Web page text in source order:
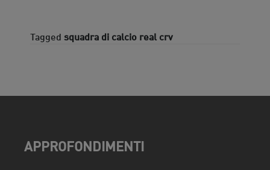
Tagged squadra di calcio real crv
APPROFONDIMENTI